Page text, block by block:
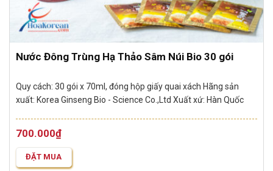
Nước Đông Trùng Hạ Thảo Sâm Núi Bio 30 gói
700.000₫
Quy cách: 30 gói x 70ml, đóng hộp giấy quai xách Hãng sản
xuất: Korea Ginseng Bio - Science Co.,Ltd Xuất xứ: Hàn Quốc
ĐẶT MUA